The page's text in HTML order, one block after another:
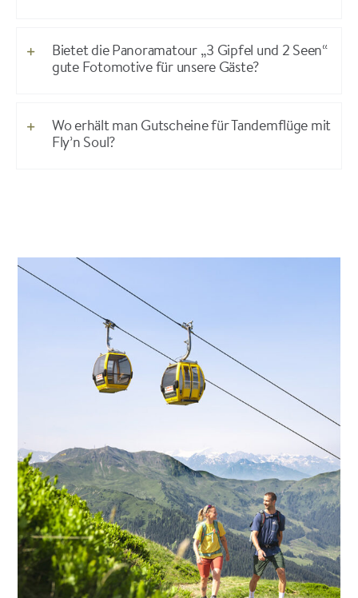
Bietet die Panoramatour „3 Gipfel und 2 Seen“
gute Fotomotive für unsere Gäste?
Wo erhält man Gutscheine für Tandemflüge mit
Fly’n Soul?